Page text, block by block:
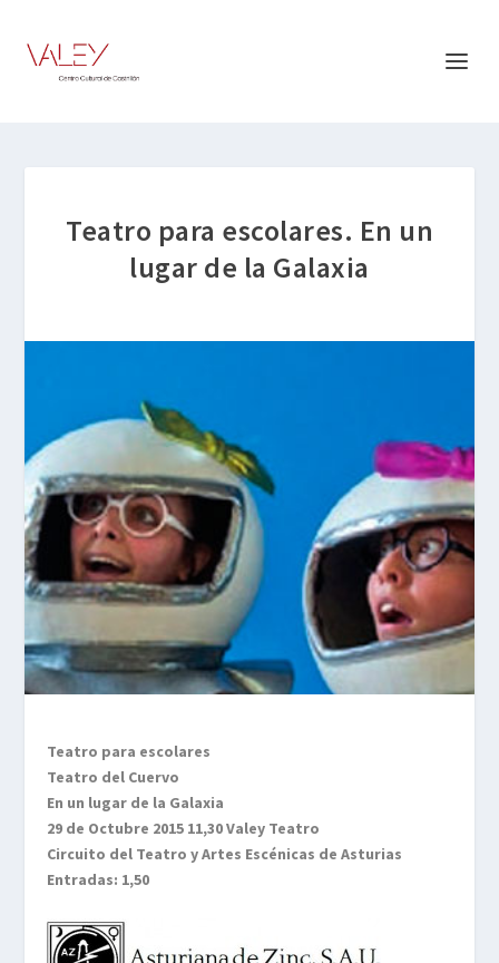
Teatro para escolares. En un
lugar de la Galaxia
Teatro para escolares
Teatro del Cuervo
En un lugar de la Galaxia
29 de Octubre 2015 11,30 Valey Teatro
Circuito del Teatro y Artes Escénicas de Asturias
Entradas: 1,50